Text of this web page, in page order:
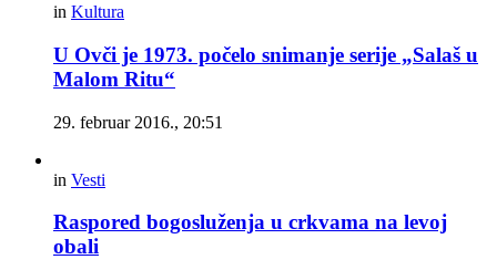
in Kultura
U Ovči je 1973. počelo snimanje serije „Salaš u
Malom Ritu“
29. februar 2016., 20:51
in Vesti
Raspored bogosluženja u crkvama na levoj
obali